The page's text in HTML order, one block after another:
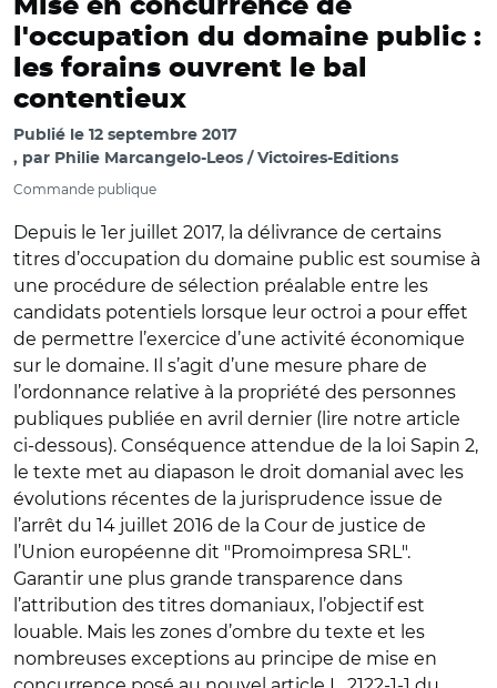
Mise en concurrence de
l'occupation du domaine public :
les forains ouvrent le bal
contentieux
Publié le 12 septembre 2017
par Philie Marcangelo-Leos / Victoires-Editions
Commande publique
Depuis le 1er juillet 2017, la délivrance de certains
titres d’occupation du domaine public est soumise à
une procédure de sélection préalable entre les
candidats potentiels lorsque leur octroi a pour effet
de permettre l’exercice d’une activité économique
sur le domaine. Il s’agit d’une mesure phare de
l’ordonnance relative à la propriété des personnes
publiques publiée en avril dernier (lire notre article
ci-dessous). Conséquence attendue de la loi Sapin 2,
le texte met au diapason le droit domanial avec les
évolutions récentes de la jurisprudence issue de
l’arrêt du 14 juillet 2016 de la Cour de justice de
l’Union européenne dit "Promoimpresa SRL".
Garantir une plus grande transparence dans
l’attribution des titres domaniaux, l’objectif est
louable. Mais les zones d’ombre du texte et les
nombreuses exceptions au principe de mise en